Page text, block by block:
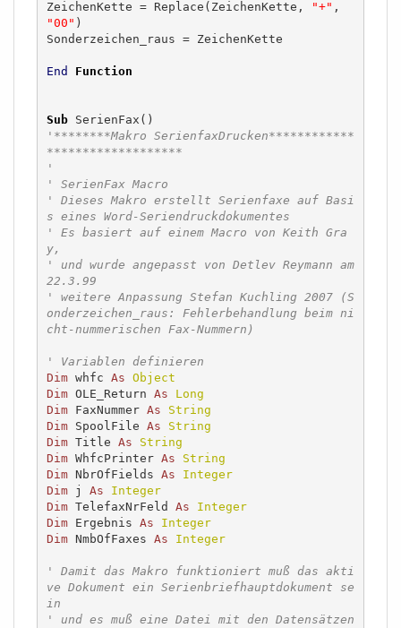
ZeichenKette = Replace(ZeichenKette, "+"
"00" )
Sonderzeichen_raus = ZeichenKette
End Function
Sub
'********Makro SerienfaxDrucken************
*******************
'
' SerienFax Macro
' Dieses Makro erstellt Serienfaxe auf Basi
s eines Word-Seriendruckdokumentes
' Es basiert auf einem Macro von Keith Gra
y,
' und wurde angepasst von Detlev Reymann am
22.3.99
' weitere Anpassung Stefan Kuchling 2007 (S
onderzeichen_raus: Fehlerbehandlung beim ni
cht-nummerischen Fax-Nummern)
' Variablen definieren
Dim whfc As Object
Dim OLE_Return As
Long
Dim FaxNummer As
String
Dim SpoolFile As
String
Dim Title As
String
Dim WhfcPrinter As
String
Dim NbrOfFields As
Integer
Dim j As
Integer
Dim TelefaxNrFeld As
Integer
Dim Ergebnis As
Integer
Dim NmbOfFaxes As Integer
' Damit das Makro funktioniert muß das akti
ve Dokument ein Serienbriefhauptdokument se
in
' und es muß eine Datei mit den Datensätzen